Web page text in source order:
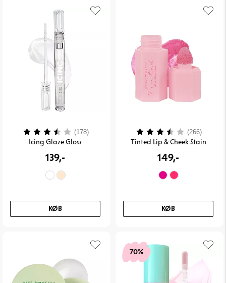
Icing Glaze Gloss
139,-
KØB
Vurdering: (178) 3.9 ud af 5 stjerner
Tinted Lip & Cheek Stain
149,-
KØB
Vurdering: (266)
70%